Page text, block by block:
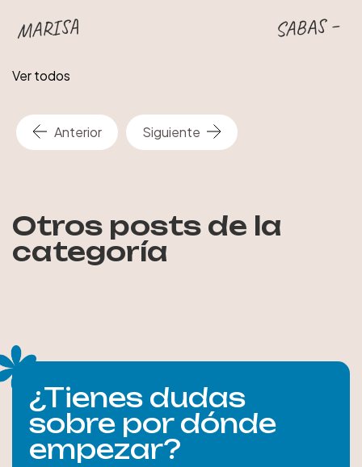
Anterior Siguiente
MARISA SABAS –
Ver todos
Otros posts de la
categoría
¿Tienes dudas
sobre por dónde
empezar?